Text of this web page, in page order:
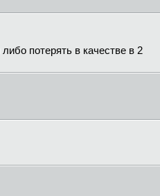
потерять в качестве в 2